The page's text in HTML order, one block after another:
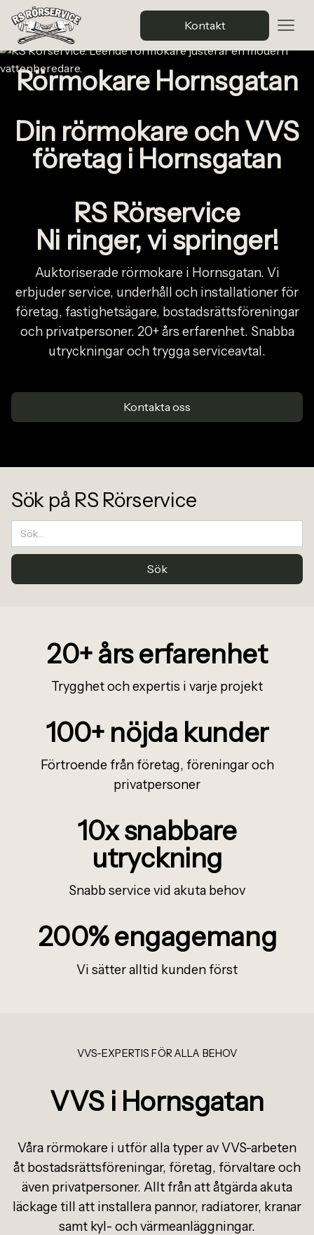
Kontakt
Rörmokare Hornsgatan
Din rörmokare och VVS
företag i Hornsgatan
RS Rörservice
Ni ringer, vi springer!
Auktoriserade rörmokare i Hornsgatan. Vi
erbjuder service, underhåll och installationer för
företag, fastighetsägare, bostadsrättsföreningar
och privatpersoner. 20+ års erfarenhet. Snabba
utryckningar och trygga serviceavtal.
Kontakta oss
Sök på RS Rörservice
20+års erfarenhet
Trygghet och expertis i varje projekt
100+ nöjda kunder
Förtroende från företag, föreningar och
privatpersoner
10x snabbare
utryckning
Snabb service vid akuta behov
200% engagemang
Vi sätter alltid kunden först
VVS-EXPERTIS FÖR ALLA BEHOV
VVS i Hornsgatan
Våra rörmokare i utför alla typer av VVS-arbeten
åt bostadsrättsföreningar, företag, förvaltare och
även privatpersoner. Allt från att åtgärda akuta
läckage till att installera pannor, radiatorer, kranar
samt kyl- och värmeanläggningar.